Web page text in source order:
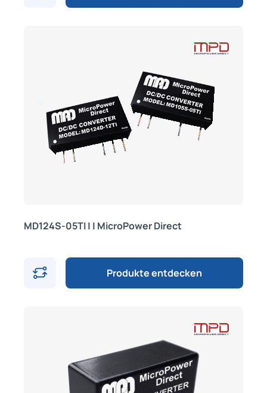
MD124S-05TI | | MicroPower Direct
Produkte entdecken